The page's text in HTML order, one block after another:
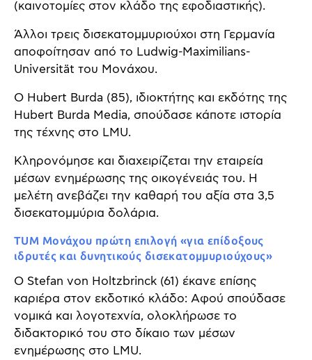
(καινοτομίες στον κλάδο της εφοδιαστικής).
Άλλοι τρεις δισεκατομμυριούχοι στη Γερμανία
αποφοίτησαν από το Ludwig-Maximilians-
Universität του Μονάχου.
Ο Hubert Burda (85), ιδιοκτήτης και εκδότης της
Hubert Burda Media, σπούδασε κάποτε ιστορία
της τέχνης στο LMU.
Κληρονόμησε και διαχειρίζεται την εταιρεία
μέσων ενημέρωσης της οικογένειάς του. Η
μελέτη ανεβάζει την καθαρή του αξία στα 3,5
δισεκατομμύρια δολάρια.
TUM Μονάχου πρώτη επιλογή «για επίδοξους
ιδρυτές και δυνητικούς δισεκατομμυριούχους»
Ο Stefan von Holtzbrinck (61) έκανε επίσης
καριέρα στον εκδοτικό κλάδο: Αφού σπούδασε
νομικά και λογοτεχνία, ολοκλήρωσε το
διδακτορικό του στο δίκαιο των μέσων
ενημέρωσης στο LMU.